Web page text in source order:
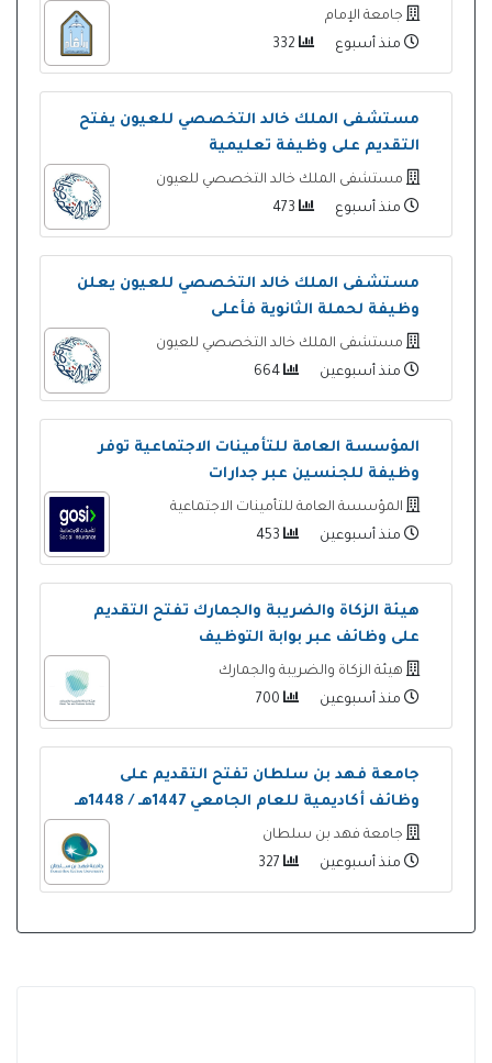
جامعة الإمام
منذ أسبوع
مستشفى الملك خالد التخصصي للعيون يفتح
التقديم على وظيفة تعليمية
مستشفى الملك خالد التخصصي للعيون
منذ أسبوع
مستشفى الملك خالد التخصصي للعيون يعلن
وظيفة لحملة الثانوية فأعلى
مستشفى الملك خالد التخصصي للعيون
منذ أسبوعين
المؤسسة العامة للتأمينات الاجتماعية توفر
وظيفة للجنسين عبر جدارات
المؤسسة العامة للتأمينات الاجتماعية
منذ أسبوعين
هيئة الزكاة والضريبة والجمارك تفتح التقديم
على وظائف عبر بوابة التوظيف
هيئة الزكاة والضريبة والجمارك
منذ أسبوعين
جامعة فهد بن سلطان تفتح التقديم على
وظائف أكاديمية للعام الجامعي 1447هـ / 1448هـ
جامعة فهد بن سلطان
منذ أسبوعين